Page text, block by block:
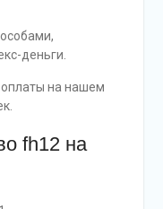
деньги.
оплаты на нашем
fh12 на